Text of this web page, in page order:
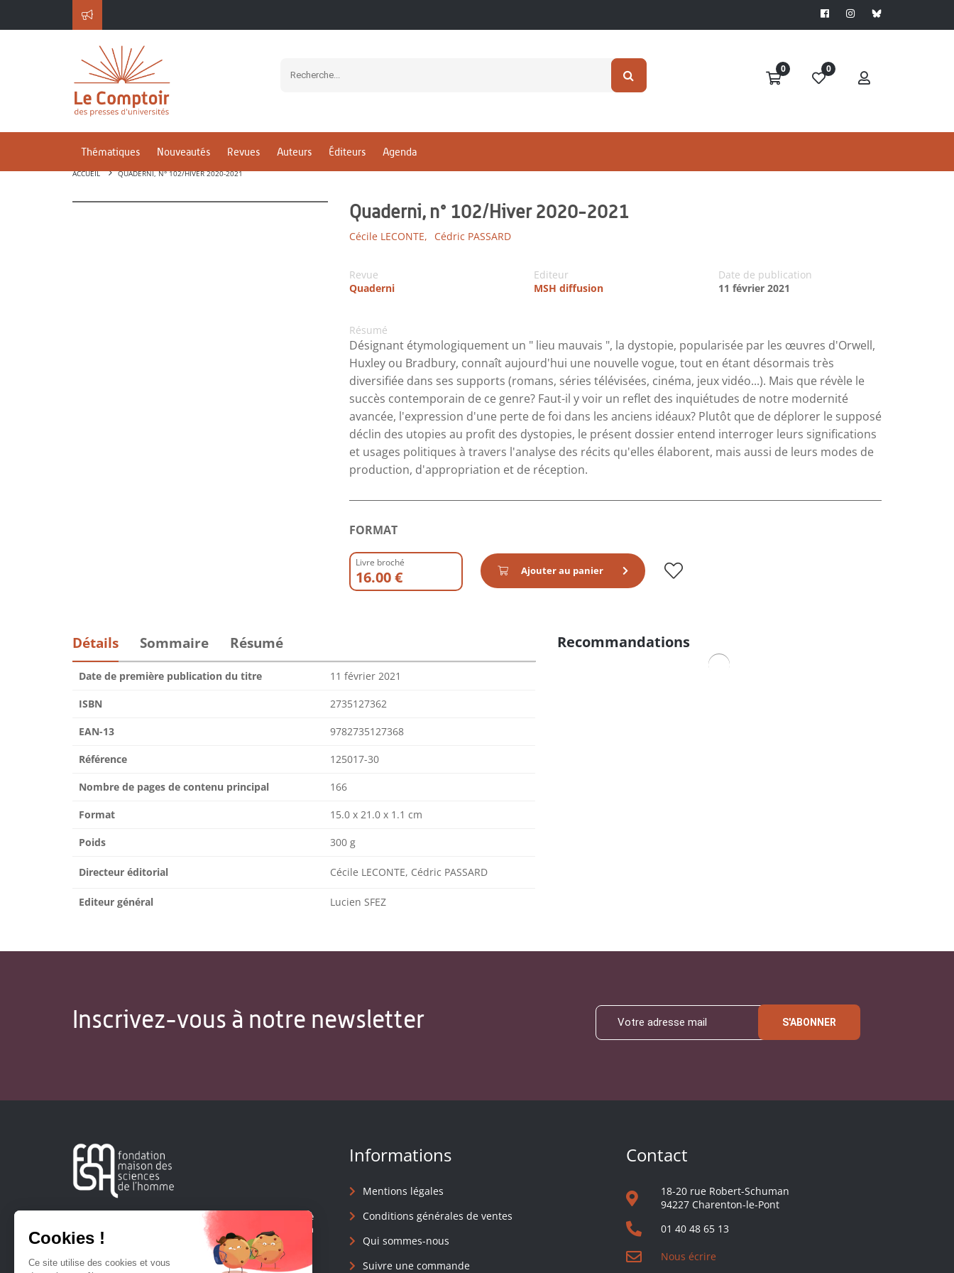
0 0
Thématiques Nouveautés Revues Auteurs Éditeurs Agenda
ACCUEIL QUADERNI, N° 102/HIVER 2020-2021
Quaderni, n° 102/Hiver 2020-2021
Cécile LECONTE, Cédric PASSARD
Revue
Quaderni
Editeur
MSH diffusion
Date de publication
11 février 2021
Résumé
Désignant étymologiquement un " lieu mauvais ", la dystopie, popularisée par les œuvres d'Orwell,
Huxley ou Bradbury, connaît aujourd'hui une nouvelle vogue, tout en étant désormais très
diversifiée dans ses supports (romans, séries télévisées, cinéma, jeux vidéo...). Mais que révèle le
succès contemporain de ce genre? Faut-il y voir un reflet des inquiétudes de notre modernité
avancée, l'expression d'une perte de foi dans les anciens idéaux? Plutôt que de déplorer le supposé
déclin des utopies au profit des dystopies, le présent dossier entend interroger leurs significations
et usages politiques à travers l'analyse des récits qu'elles élaborent, mais aussi de leurs modes de
production, d'appropriation et de réception.
FORMAT
Livre broché
16.00 € Ajouter au panier
Détails Sommaire Résumé
Date de première publication du titre 11 février 2021
ISBN 2735127362
EAN-13 9782735127368
Référence 125017-30
Nombre de pages de contenu principal 166
Format 15.0 x 21.0 x 1.1 cm
Poids 300 g
Directeur éditorial Cécile LECONTE, Cédric PASSARD
Editeur général Lucien SFEZ
Recommandations
Inscrivez-vous à notre newsletter S'ABONNER
Créée en 1963, la Fondation Maison Sciences de l'Homme
soutient la recherche et la diffusion des connaissances en
sciences humaines et sociales.
Informations
Mentions légales
Conditions générales de ventes
Qui sommes-nous
Suivre une commande
Contact
18-20 rue Robert-Schuman
94227 Charenton-le-Pont
01 40 48 65 13
Nous écrire